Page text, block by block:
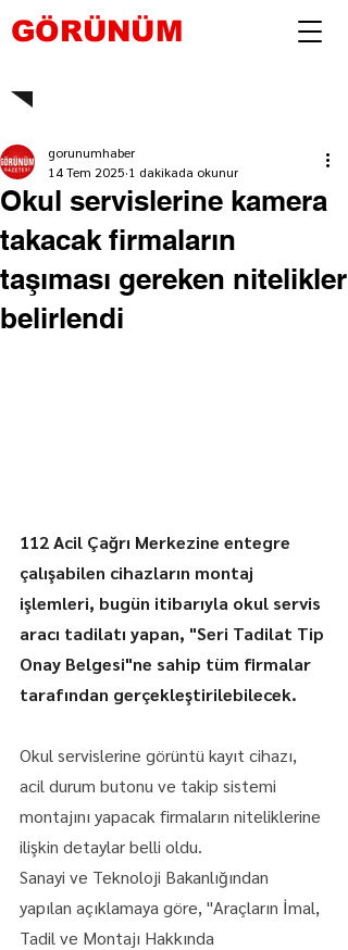
GÖRÜNÜM
Okul servislerine kamera
takacak firmaların
taşıması gereken nitelikler
belirlendi
gorunumhaber
14 Tem 2025 1 dakikada okunur
112 Acil Çağrı Merkezine entegre
çalışabilen cihazların montaj
işlemleri, bugün itibarıyla okul servis
aracı tadilatı yapan, "Seri Tadilat Tip
Onay Belgesi"ne sahip tüm firmalar
tarafından gerçekleştirilebilecek.
Okul servislerine görüntü kayıt cihazı,
acil durum butonu ve takip sistemi
montajını yapacak firmaların niteliklerine
ilişkin detaylar belli oldu.
Sanayi ve Teknoloji Bakanlığından
yapılan açıklamaya göre, "Araçların İmal,
Tadil ve Montajı Hakkında